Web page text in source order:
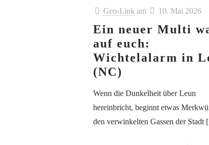
Geo-Link am 10. Mai 2026
Ein neuer Multi
auf euch:
Wichtelalarm in
(NC)
Wenn die Dunkelheit über Leun
hereinbricht, beginnt etwas
den verwinkelten Gassen der Stadt